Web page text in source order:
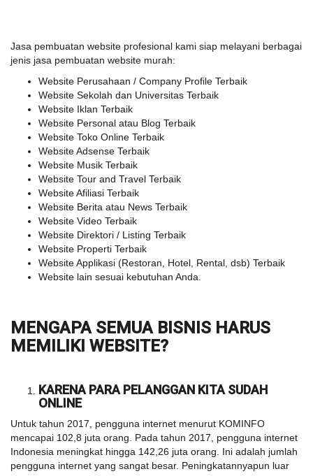
Jasa pembuatan website profesional kami siap melayani berbagai
jenis jasa pembuatan website murah:
Website Perusahaan / Company Profile Terbaik
Website Sekolah dan Universitas Terbaik
Website Iklan Terbaik
Website Personal atau Blog Terbaik
Website Toko Online Terbaik
Website Adsense Terbaik
Website Musik Terbaik
Website Tour and Travel Terbaik
Website Afiliasi Terbaik
Website Berita atau News Terbaik
Website Video Terbaik
Website Direktori / Listing Terbaik
Website Properti Terbaik
Website Applikasi (Restoran, Hotel, Rental, dsb) Terbaik
Website lain sesuai kebutuhan Anda.
MENGAPA SEMUA BISNIS HARUS
MEMILIKI WEBSITE?
KARENA PARA PELANGGAN KITA SUDAH
ONLINE
Untuk tahun 2017, pengguna internet menurut KOMINFO
mencapai 102,8 juta orang. Pada tahun 2017, pengguna internet
Indonesia meningkat hingga 142,26 juta orang. Ini adalah jumlah
pengguna internet yang sangat besar. Peningkatannyapun luar